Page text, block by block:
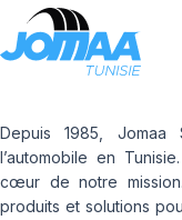
Depuis 1985,
l’automobile en
cœur de notre
produits et solutions